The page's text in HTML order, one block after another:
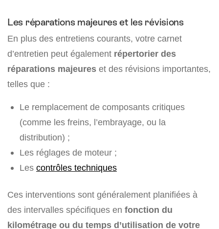
Les réparations majeures et les révisions
En plus des entretiens courants, votre carnet
d’entretien peut également répertorier des
réparations majeures et des révisions importantes,
telles que :
Le remplacement de composants critiques
(comme les freins, l’embrayage, ou la
distribution) ;
Les réglages de moteur ;
Les contrôles techniques
Ces interventions sont généralement planifiées à
des intervalles spécifiques en fonction du
kilométrage ou du temps d’utilisation de votre